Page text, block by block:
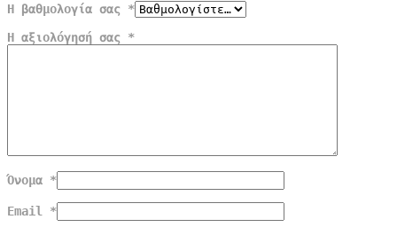
Η βαθμολογία σας *
Η αξιολόγησή σας *
Όνομα *
Email *